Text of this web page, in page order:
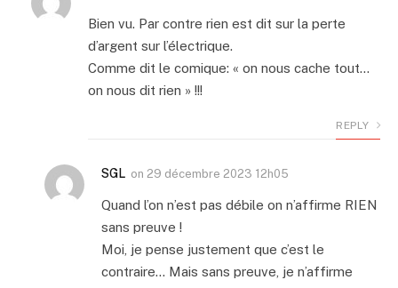
Bien vu. Par contre rien est dit sur la perte
d’argent sur l’électrique.
Comme dit le comique: « on nous cache tout…
on nous dit rien » !!!
REPLY
SGL on 29 décembre 2023 12h05
Quand l’on n’est pas débile on n’affirme RIEN
sans preuve !
Moi, je pense justement que c’est le
contraire… Mais sans preuve, je n’affirme